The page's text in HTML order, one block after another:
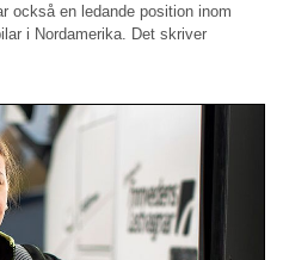
också en ledande position inom
i Nordamerika. Det skriver